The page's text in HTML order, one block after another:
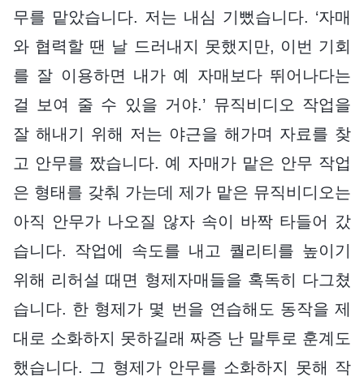
무를 맡았습니다. 저는 내심 기뻤습니다. ‘자매
와 협력할 땐 날 드러내지 못했지만, 이번 기회
를 잘 이용하면 내가 예 자매보다 뛰어나다는
걸 보여 줄 수 있을 거야.’ 뮤직비디오 작업을
잘 해내기 위해 저는 야근을 해가며 자료를 찾
고 안무를 짰습니다. 예 자매가 맡은 안무 작업
은 형태를 갖춰 가는데 제가 맡은 뮤직비디오는
아직 안무가 나오질 않자 속이 바짝 타들어 갔
습니다. 작업에 속도를 내고 퀄리티를 높이기
위해 리허설 때면 형제자매들을 혹독히 다그쳤
습니다. 한 형제가 몇 번을 연습해도 동작을 제
대로 소화하지 못하길래 짜증 난 말투로 훈계도
했습니다. 그 형제가 안무를 소화하지 못해 작